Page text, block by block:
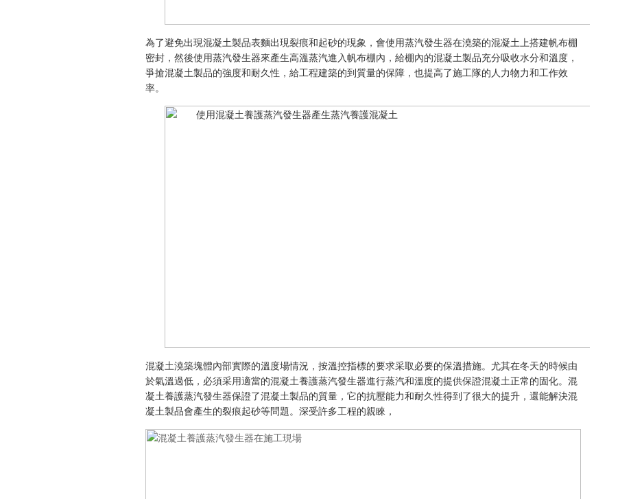
為了避免出現混凝土製品表麵出現裂痕和起砂的現象，會使用蒸汽發生器在澆築的混凝土上搭建帆布棚
密封，然後使用蒸汽發生器來產生高溫蒸汽進入帆布棚內，給棚內的混凝土製品充分吸收水分和溫度，
爭搶混凝土製品的強度和耐久性，給工程建築的到質量的保障，也提高了施工隊的人力物力和工作效
率。
混凝土澆築塊體內部實際的溫度場情況，按溫控指標的要求采取必要的保溫措施。尤其在冬天的時候由
於氣溫過低，必須采用適當的混凝土養護蒸汽發生器進行蒸汽和溫度的提供保證混凝土正常的固化。混
凝土養護蒸汽發生器保證了混凝土製品的質量，它的抗壓能力和耐久性得到了很大的提升，還能解決混
凝土製品會產生的裂痕起砂等問題。深受許多工程的親睞，